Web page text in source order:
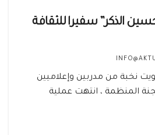
الذكر” سفيرا للثقافة
نخبة من مدربين وإعلاميين
المنظمة ، انتهت عملية